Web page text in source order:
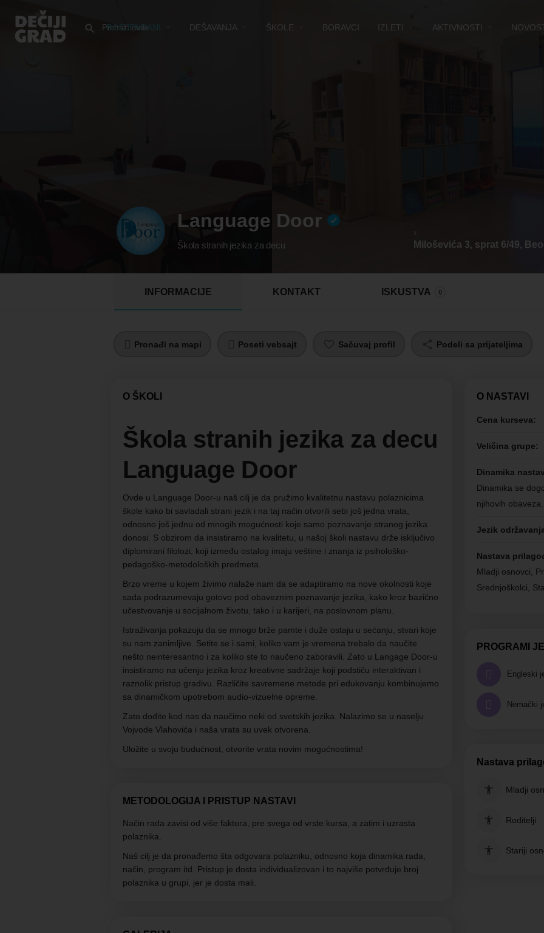
RODJENDANI DEŠAVANJA ŠKOLE BORAVCI IZLETI AKTIVNOSTI
Language Door
Škola stranih jezika za decu Mate Miloševića 3, sprat 6/49,
INFORMACIJE KONTAKT ISKUSTVA 0
Pronađi na mapi Poseti vebsajt Sačuvaj profil Podeli sa prijateljima
O ŠKOLI
Škola stranih jezika za decu
Language Door
Ovde u Language Door-u naš cilj je da pružimo kvalitetnu nastavu polaznicima
škole kako bi savladali strani jezik i na taj način otvorili sebi još jedna vrata,
odnosno još jednu od mnogih mogućnosti koje samo poznavanje stranog jezika
donosi. S obzirom da insistiramo na kvalitetu, u našoj školi nastavu drže isključivo
diplomirani filolozi, koji između ostalog imaju veštine i znanja iz psihološko-
pedagoško-metodoloških predmeta.
Brzo vreme u kojem živimo nalaže nam da se adaptiramo na nove okolnosti koje
sada podrazumevaju gotovo pod obaveznim poznavanje jezika, kako kroz bazično
učestvovanje u socijalnom životu, tako i u karijeri, na poslovnom planu.
Istraživanja pokazuju da se mnogo brže pamte i duže ostaju u sećanju, stvari koje
su nam zanimljive. Setite se i sami, koliko vam je vremena trebalo da naučite
nešto neinteresantno i za koliko ste to naučeno zaboravili. Zato u Langage Door-u
insistiramo na učenju jezika kroz kreativne sadržaje koji podstiču interaktivan i
raznolik pristup gradivu. Različite savremene metode pri edukovanju kombinujemo
sa dinamičkom upotrebom audio-vizuelne opreme.
Zato dođite kod nas da naučimo neki od svetskih jezika. Nalazimo se u naselju
Vojvode Vlahovića i naša vrata su uvek otvorena.
Uložite u svoju budućnost, otvorite vrata novim mogućnostima!
METODOLOGIJA I PRISTUP NASTAVI
Način rada zavisi od više faktora, pre svega od vrste kursa, a zatim i uzrasta
polaznika.
Naš cilj je da pronađemo šta odgovara polazniku, odnosno koja dinamika rada,
način, program itd. Pristup je dosta individualizovan i to najviše potvrđuje broj
polaznika u grupi, jer je dosta mali.
O NASTAVI
Cena kurseva:
Veličina grupe:
Dinamika
Dinamika se
njihovih obaveza.
Jezik
Nastava
Mladji osnovci,
Srednjoškolci,
PROGRAMI
Engleski
Nemački
Nastava
Mladji
Roditelji
Stariji